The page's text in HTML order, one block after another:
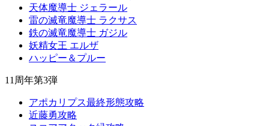
天体魔導士 ジェラール
雷の滅竜魔導士 ラクサス
鉄の滅竜魔導士 ガジル
妖精女王 エルザ
ハッピー＆プルー
11周年第3弾
アポカリプス最終形態攻略
近藤勇攻略